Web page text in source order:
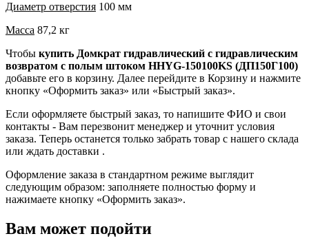
Диаметр отверстия 100 мм
Масса 87,2 кг
Чтобы купить Домкрат гидравлический с гидравлическим
возвратом с полым штоком HHYG-150100KS (ДП150Г100)
добавьте его в корзину. Далее перейдите в Корзину и нажмите
кнопку «Оформить заказ» или «Быстрый заказ».
Если оформляете быстрый заказ, то напишите ФИО и свои
контакты - Вам перезвонит менеджер и уточнит условия
заказа. Теперь останется только забрать товар с нашего склада
или ждать доставки .
Оформление заказа в стандартном режиме выглядит
следующим образом: заполняете полностью форму и
нажимаете кнопку «Оформить заказ».
Вам может подойти